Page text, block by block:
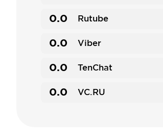
0.0 Rutube
0.0 Viber
0.0 TenChat
0.0 VC.RU